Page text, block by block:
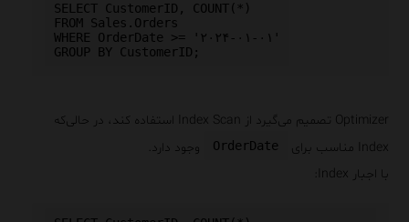
SELECT CustomerID, COUNT(*)
FROM Sales.Orders
WHERE OrderDate >= '۲۰۲۴-۰۱-۰۱'
Optimizer تصمیم می‌گیرد از Index Scan استفاده کند، در حالی‌که
Index مناسب برای
OrderDate
وجود دارد.
با اجبار Index: